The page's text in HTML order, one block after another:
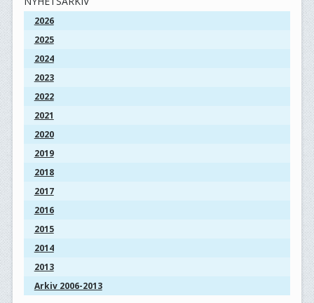
2026
2025
2024
2023
2022
2021
2020
2019
2018
2017
2016
2015
2014
2013
Arkiv 2006-2013